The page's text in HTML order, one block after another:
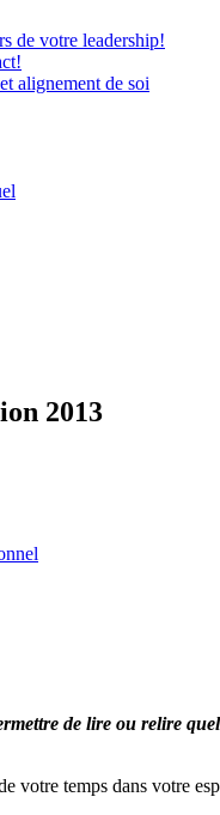
de votre leadership!
alignement de soi
2013
de lire ou relire
votre temps dans votre